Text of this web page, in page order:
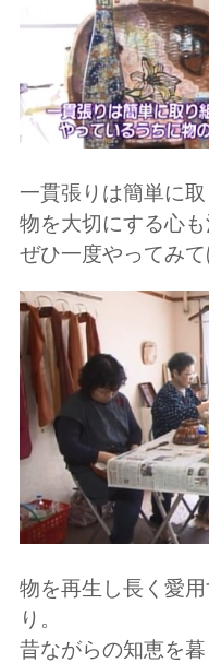
一貫張りは簡単に取
物を大切にする心も
ぜひ一度やってみて
物を再生し長く愛
り。
昔ながらの知恵を